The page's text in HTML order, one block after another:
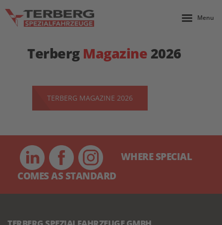
Menu
Terberg Magazine 2026
TERBERG MAGAZINE 2026
WHERE SPECIAL
COMES AS STANDARD